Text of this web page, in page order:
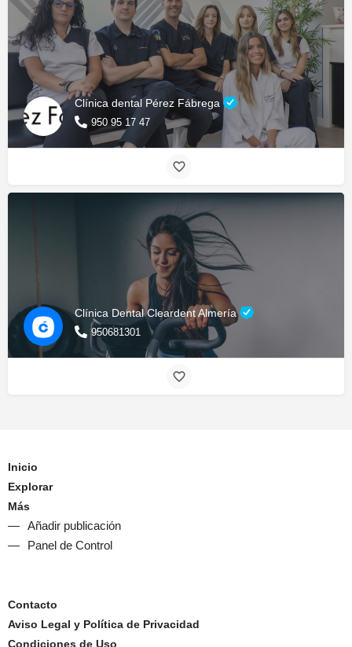
Clínica dental Pérez Fábrega
950 95 17 47
Clínica Dental Cleardent Almería
950681301
Inicio
Explorar
Más
Añadir publicación
Panel de Control
Contacto
Aviso Legal y Política de Privacidad
Condiciones de Uso